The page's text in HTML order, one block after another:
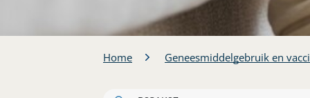
Home Geneesmiddelgebruik en